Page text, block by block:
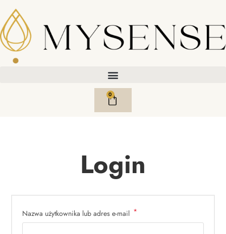
0
Login
Nazwa użytkownika lub adres e-mail *